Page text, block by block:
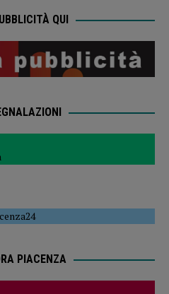
QUI
PIACENZA